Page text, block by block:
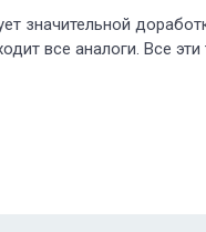
значительной
все аналоги. Все